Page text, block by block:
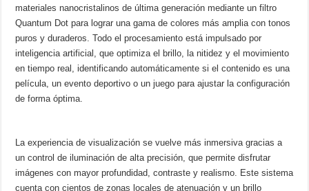
materiales nanocristalinos de última generación mediante un filtro
Quantum Dot para lograr una gama de colores más amplia con tonos
puros y duraderos. Todo el procesamiento está impulsado por
inteligencia artificial, que optimiza el brillo, la nitidez y el movimiento
en tiempo real, identificando automáticamente si el contenido es una
película, un evento deportivo o un juego para ajustar la configuración
de forma óptima.
La experiencia de visualización se vuelve más inmersiva gracias a
un control de iluminación de alta precisión, que permite disfrutar
imágenes con mayor profundidad, contraste y realismo. Este sistema
cuenta con cientos de zonas locales de atenuación y un brillo